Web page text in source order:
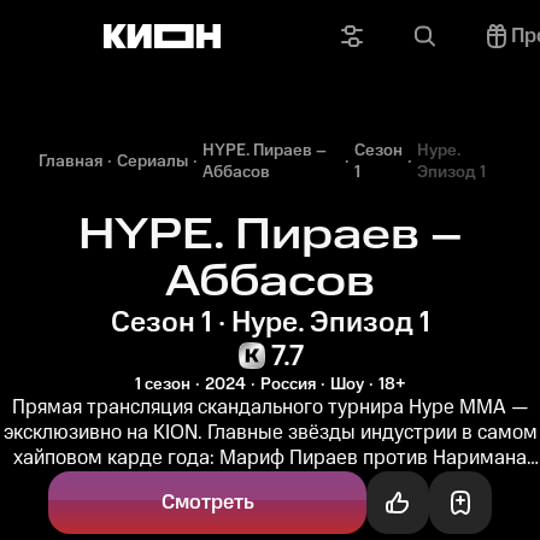
Главная Сериалы
HYPE. Пираев –
Аббасов
Сезон
1
Hype.
Эпизод 1
HYPE. Пираев –
Аббасов
Сезон 1 · Hype. Эпизод 1
7.7
1 сезон 2024 Россия Шоу 18+
Прямая трансляция скандального турнира Hype MMA —
эксклюзивно на KION. Главные звёзды индустрии в самом
хайповом карде года: Мариф Пираев против Наримана
Аббасова в эпичной...
Смотреть